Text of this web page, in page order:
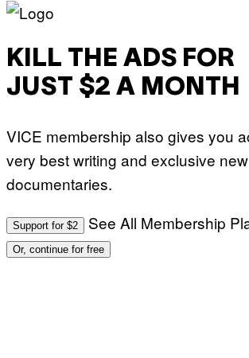
KILL THE ADS FOR
JUST $2 A MONTH
VICE membership also gives you
very best writing and exclusive new
documentaries.
Support for $2 See All Membership
Or, continue for free